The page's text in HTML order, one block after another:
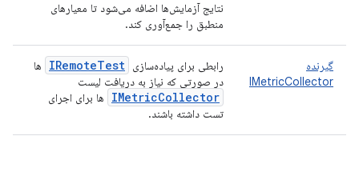
نتایج آزمایش‌ها اضافه می‌شود تا معیارهای
منطبق را جمع‌آوری کند.
گیرنده
IMetricCollector
رابطی برای پیاده‌سازی IRemoteTest
ها
در صورتی که نیاز به دریافت لیست
IMetricCollector
ها برای اجرای
تست داشته باشند.